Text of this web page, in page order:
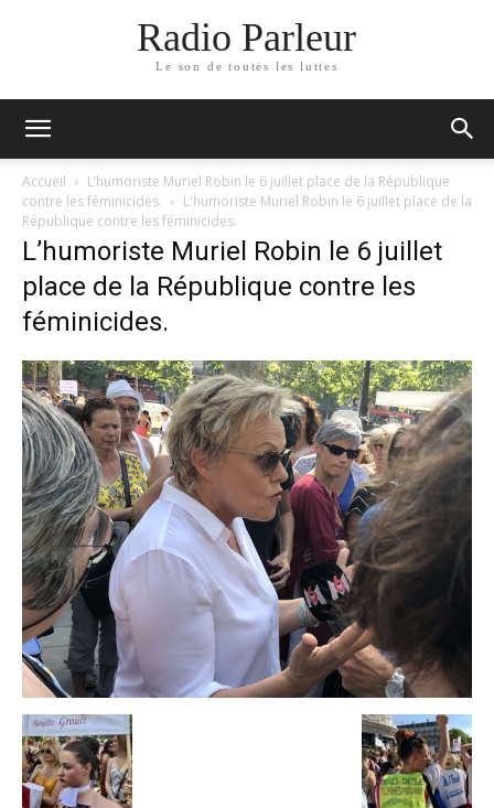
Radio Parleur
Le son de toutes les luttes
Accueil
L’humoriste Muriel Robin le 6 juillet place de la République
contre les féminicides.
L'humoriste Muriel Robin le 6 juillet place de la
République contre les féminicides.
L’humoriste Muriel Robin le 6 juillet
place de la République contre les
féminicides.